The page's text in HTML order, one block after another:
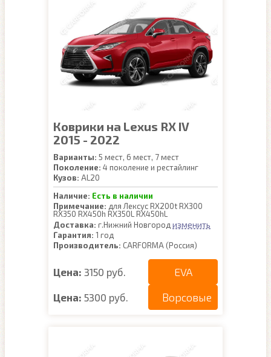
Коврики на Lexus RX IV
2015 - 2022
Варианты: 5 мест, 6 мест, 7 мест
Поколение: 4 поколение и рестайлинг
Кузов: AL20
Наличие: Есть в наличии
Примечание: для Лексус RX200t RX300
RX350 RX450h RX350L RX450hL
Доставка: г.Нижний Новгород изменить
Гарантия: 1 год
Производитель: CARFORMA (Россия)
Цена: 3150 руб. EVA
Цена: 5300 руб. Ворсовые